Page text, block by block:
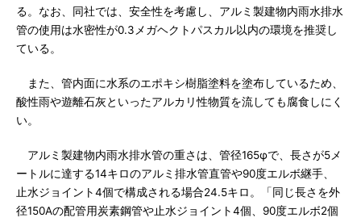
る。なお、同社では、安全性を考慮し、アルミ製建物内雨水排水
管の使用は水密性が0.3メガヘクトパスカル以内の環境を推奨し
ている。
また、管内面に水系のエポキシ樹脂塗料を塗布しているため、
酸性雨や遊離石灰といったアルカリ性物質を流しても腐食しにく
い。
アルミ製建物内雨水排水管の重さは、管径165φで、長さが5メ
ートルに達する14キロのアルミ排水管直管や90度エルボ継手、
止水ジョイント4個で構成される場合24.5キロ。「同じ長さを外
径150Aの配管用炭素鋼管や止水ジョイント4個、90度エルボ2個